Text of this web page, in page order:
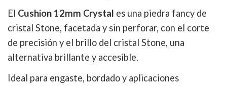
El Cushion 12mm Crystal es una piedra fancy de
cristal Stone, facetada y sin perforar, con el corte
de precisión y el brillo del cristal Stone, una
alternativa brillante y accesible.
Ideal para engaste, bordado y aplicaciones